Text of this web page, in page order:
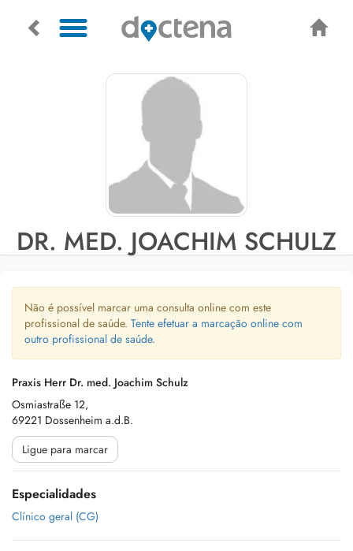
DR. MED. JOACHIM SCHULZ
Não é possível marcar uma consulta online com este
profissional de saúde. Tente efetuar a marcação online com
outro profissional de saúde.
Praxis Herr Dr. med. Joachim Schulz
Osmiastraße 12,
69221 Dossenheim a.d.B.
Ligue para marcar
Especialidades
Clínico geral (CG)